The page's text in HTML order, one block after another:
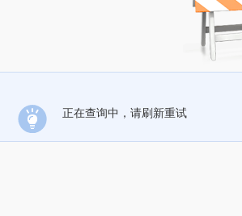
正在查询中，请刷新重试